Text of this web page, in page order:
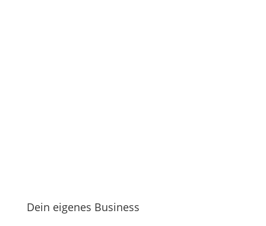
Dein eigenes Business